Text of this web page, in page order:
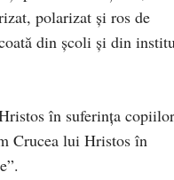
polarizat și ros de
din școli și din
în suferința
Crucea lui Hristos în